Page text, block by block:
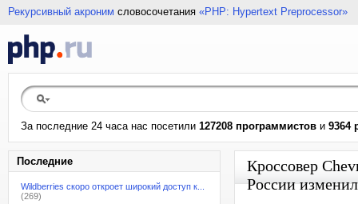
Рекурсивный акроним словосочетания «PHP: Hypertext Preprocessor»
За последние 24 часа нас посетили 127208 программистов и 9364
Последние
Wildberries скоро откроет широкий доступ к...
(269)
Кроссовер
России